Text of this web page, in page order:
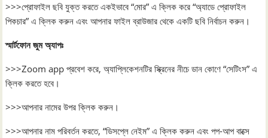
>>>প্রোফাইল ছবি যুক্ত করতে একইভাবে “মোর” এ ক্লিক করে “অ্যাডে প্রোফাইল
পিকচার” এ ক্লিক করুন এবং আপনার ফাইল ব্রাউজার থেকে একটি ছবি নির্বাচন করুন।
স্মার্টফোন জুম অ্যাপঃ
>>>Zoom app প্রবেশ করে, অ্যাপ্লিকেশনটির স্ক্রিনের নীচে ডান কোণে “সেটিংস” এ
ক্লিক করতে হবে।
>>>আপনার নামের উপর ক্লিক করুন।
>>>আপনার নাম পরিবর্তন করতে, “ডিসপ্লে নেইম” এ ক্লিক করুন এবং পপ-আপ বাক্সে